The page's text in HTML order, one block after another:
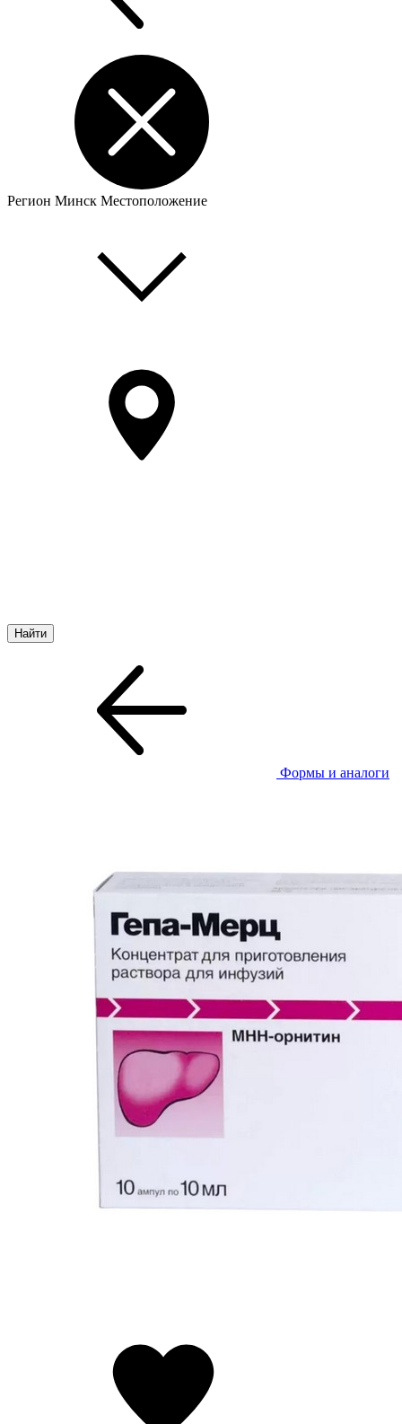
Регион Минск Местоположение
Формы и аналоги